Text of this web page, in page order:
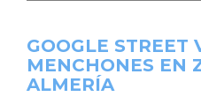
GOOGLE STREET
MENCHONES EN
ALMERÍA